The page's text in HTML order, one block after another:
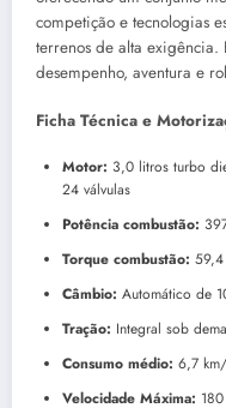
competição e tecnologias
terrenos de alta
desempenho, aventura e
Ficha Técnica e
Motor: 3,0 litros turbo
24 válvulas
Potência combustão:
Torque combustão:
Câmbio: Automático de
Tração: Integral sob
Consumo médio: 6,7
Velocidade Máxima: